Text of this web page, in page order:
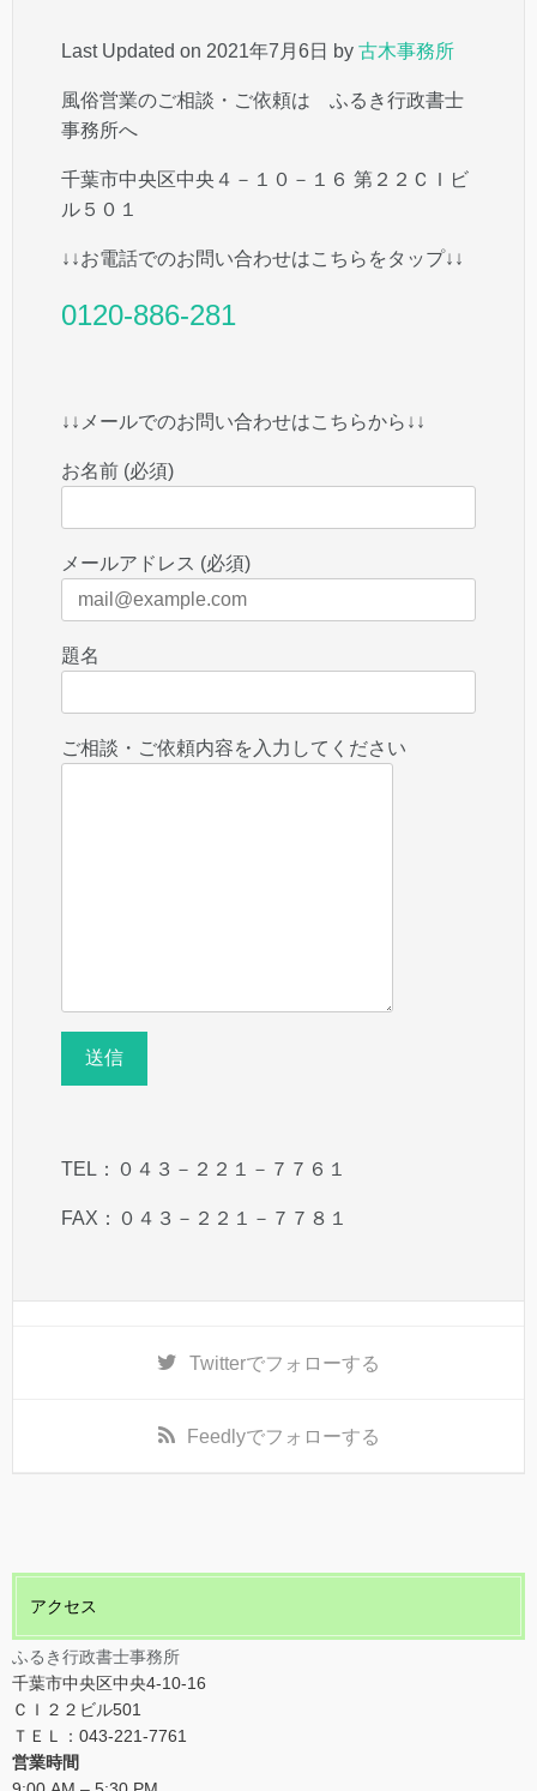
Last Updated on 2021年7月6日 by 古木事務所
風俗営業のご相談・ご依頼は ふるき行政書士
事務所へ
千葉市中央区中央４－１０－１６ 第２２ＣＩビ
ル５０１
↓↓お電話でのお問い合わせはこちらをタップ↓↓
0120-886-281
↓↓メールでのお問い合わせはこちらから↓↓
お名前 (必須)
メールアドレス (必須)
題名
ご相談・ご依頼内容を入力してください
TEL：０４３－２２１－７７６１
FAX：０４３－２２１－７７８１
Twitterでフォローする
Feedlyでフォローする
アクセス
ふるき行政書士事務所
千葉市中央区中央4-10-16
ＣＩ２２ビル501
ＴＥＬ：043-221-7761
営業時間